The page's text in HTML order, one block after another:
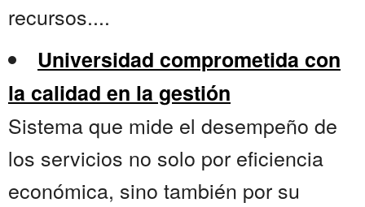
recursos....
Universidad comprometida con
la calidad en la gestión
Sistema que mide el desempeño de
los servicios no solo por eficiencia
económica, sino también por su